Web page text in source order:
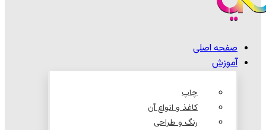
صفحه اصلی
آموزش
چاپ
کاغذ و انواع آن
رنگ و طراحی